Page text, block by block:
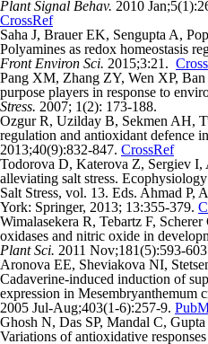
Plant Signal Behav. 2010
CrossRef
Saha J, Brauer EK, Sengupta A,
Polyamines as redox homeostasis
Front Environ Sci. 2015;3:21.
Pang XM, Zhang ZY, Wen XP,
purpose players in response to
Stress. 2007; 1(2): 173-188.
Ozgur R, Uzilday B, Sekmen AH,
regulation and antioxidant defence
2013;40(9):832-847. CrossRef
Todorova D, Katerova Z, Sergiev
alleviating salt stress.
Salt Stress, vol. 13. Eds. Ahmad
York: Springer, 2013; 13:355-379.
Wimalasekera R, Tebartz F,
oxidases and nitric oxide in
Plant Sci. 2011 Nov;181(5):593-
Aronova EE, Sheviakova NI,
Cadaverine-induced induction of
expression in
2005 Jul-Aug;403(1-6):257-9.
Ghosh N, Das SP, Mandal C,
Variations of antioxidative